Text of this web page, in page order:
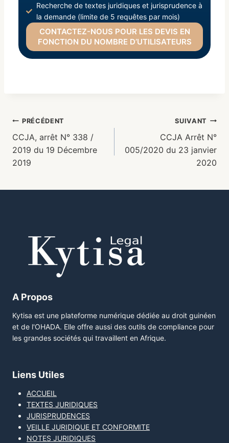
Recherche de textes juridiques et jurisprudence à
la demande (limite de 5 requêtes par mois)
CONTACTEZ-NOUS POUR LES DEVIS EN
FONCTION DU NOMBRE D’UTILISATEURS
PRÉCÉDENT
CCJA, arrêt N° 338 /
2019 du 19 Décembre
2019
SUIVANT
CCJA Arrêt N°
005/2020 du 23 janvier
2020
A Propos
Kytisa est une plateforme numérique dédiée au droit guinéen
et de l'OHADA. Elle offre aussi des outils de compliance pour
les grandes sociétés qui travaillent en Afrique.
Liens Utiles
ACCUEIL
TEXTES JURIDIQUES
JURISPRUDENCES
VEILLE JURIDIQUE ET CONFORMITE
NOTES JURIDIQUES